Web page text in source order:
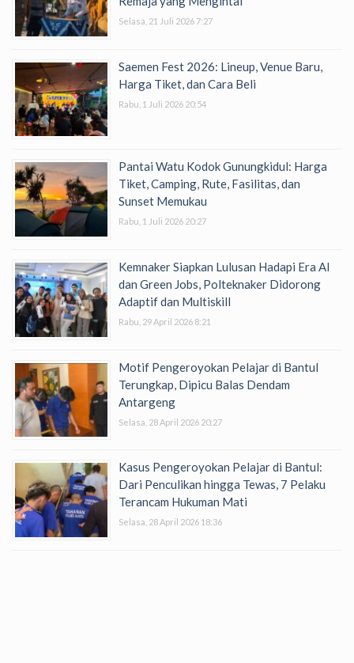
Selasa, 21 Juli 2026 7:27
Saemen Fest 2026: Lineup, Venue Baru,
Harga Tiket, dan Cara Beli
Rabu, 1 Juli 2026 20:54
Pantai Watu Kodok Gunungkidul: Harga
Tiket, Camping, Rute, Fasilitas, dan
Sunset Memukau
Rabu, 1 Juli 2026 20:27
Kemnaker Siapkan Lulusan Hadapi Era AI
dan Green Jobs, Polteknaker Didorong
Adaptif dan Multiskill
Rabu, 29 April 2026 8:21
Motif Pengeroyokan Pelajar di Bantul
Terungkap, Dipicu Balas Dendam
Antargeng
Selasa, 28 April 2026 20:27
Kasus Pengeroyokan Pelajar di Bantul:
Dari Penculikan hingga Tewas, 7 Pelaku
Terancam Hukuman Mati
Selasa, 28 April 2026 18:36